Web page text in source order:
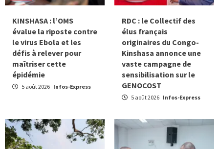
KINSHASA : l’OMS
évalue la riposte contre
le virus Ebola et les
défis à relever pour
maîtriser cette
épidémie
5 août 2026 Infos-Express
RDC : le Collectif des
élus français
originaires du Congo-
Kinshasa annonce une
vaste campagne de
sensibilisation sur le
GENOCOST
5 août 2026 Infos-Express